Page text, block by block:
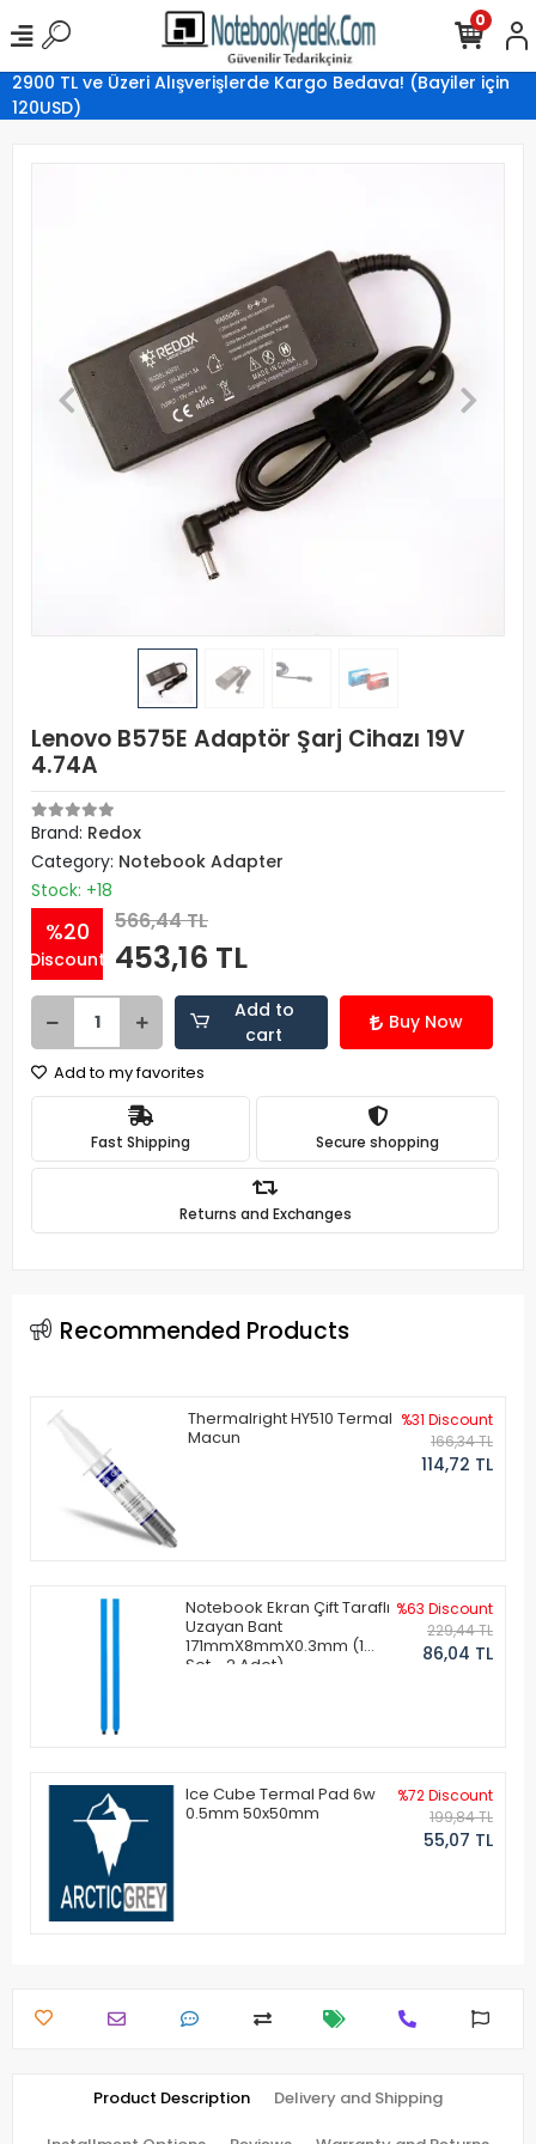
2900 TL ve Üzeri Alışverişlerde Kargo Bedava! (Bayiler için
120USD)
0
Lenovo B575E Adaptör Şarj Cihazı 19V
4.74A
Brand: Redox
Category: Notebook Adapter
Stock: +18
%20
Discount
566,44 TL
453,16 TL
Add to
cart
Buy Now
Add to my favorites
Fast Shipping Secure shopping
Returns and Exchanges
Recommended Products
Thermalright HY510 Termal
Macun
%31 Discount
166,34 TL
114,72 TL
Notebook Ekran Çift Taraflı
Uzayan Bant
171mmX8mmX0.3mm (1
Set - 2 Adet)
%63 Discount
229,44 TL
86,04 TL
Ice Cube Termal Pad 6w
0.5mm 50x50mm
%72 Discount
199,84 TL
55,07 TL
Product Description Delivery and Shipping